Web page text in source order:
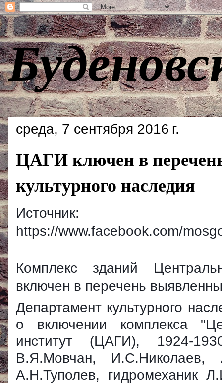
среда, 7 сентября 2016 г.
ЦАГИ ключен в
культурного наследия
Источник:
https://www.facebook.com/
Комплекс зданий
включен в перечень
Департамент культурного
о включении комплекса
институт (ЦАГИ), 1924-
В.Я.Мовчан, И.С.Николаев,
А.Н.Туполев, гидромеханик